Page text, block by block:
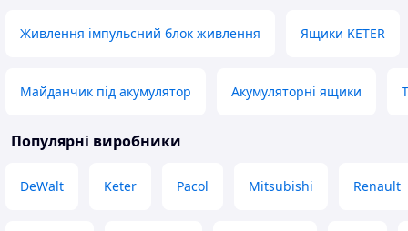
Живлення імпульсний блок живлення Ящики KETER
Майданчик під акумулятор Акумуляторні ящики
Популярні виробники
DeWalt Keter Pacol Mitsubishi Renault